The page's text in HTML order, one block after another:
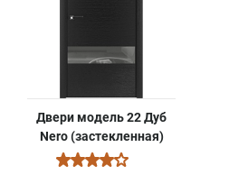
Двери модель 22 Дуб
Nero (застекленная)